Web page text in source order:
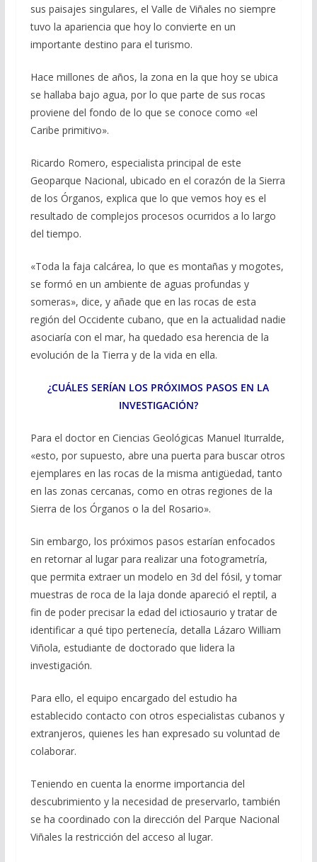
sus paisajes singulares, el Valle de Viñales no siempre
tuvo la apariencia que hoy lo convierte en un
importante destino para el turismo.
Hace millones de años, la zona en la que hoy se ubica
se hallaba bajo agua, por lo que parte de sus rocas
proviene del fondo de lo que se conoce como «el
Caribe primitivo».
Ricardo Romero, especialista principal de este
Geoparque Nacional, ubicado en el corazón de la Sierra
de los Órganos, explica que lo que vemos hoy es el
resultado de complejos procesos ocurridos a lo largo
del tiempo.
«Toda la faja calcárea, lo que es montañas y mogotes,
se formó en un ambiente de aguas profundas y
someras», dice, y añade que en las rocas de esta
región del Occidente cubano, que en la actualidad nadie
asociaría con el mar, ha quedado esa herencia de la
evolución de la Tierra y de la vida en ella.
¿CUÁLES SERÍAN LOS PRÓXIMOS PASOS EN LA
INVESTIGACIÓN?
Para el doctor en Ciencias Geológicas Manuel Iturralde,
«esto, por supuesto, abre una puerta para buscar otros
ejemplares en las rocas de la misma antigüedad, tanto
en las zonas cercanas, como en otras regiones de la
Sierra de los Órganos o la del Rosario».
Sin embargo, los próximos pasos estarían enfocados
en retornar al lugar para realizar una fotogrametría,
que permita extraer un modelo en 3d del fósil, y tomar
muestras de roca de la laja donde apareció el reptil, a
fin de poder precisar la edad del ictiosaurio y tratar de
identificar a qué tipo pertenecía, detalla Lázaro William
Viñola, estudiante de doctorado que lidera la
investigación.
Para ello, el equipo encargado del estudio ha
establecido contacto con otros especialistas cubanos y
extranjeros, quienes les han expresado su voluntad de
colaborar.
Teniendo en cuenta la enorme importancia del
descubrimiento y la necesidad de preservarlo, también
se ha coordinado con la dirección del Parque Nacional
Viñales la restricción del acceso al lugar.